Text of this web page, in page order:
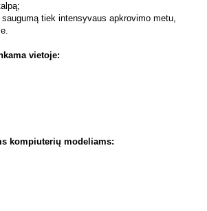
tiek intensyvaus apkrovimo metu,
vietoje:
kompiuterių modeliams: